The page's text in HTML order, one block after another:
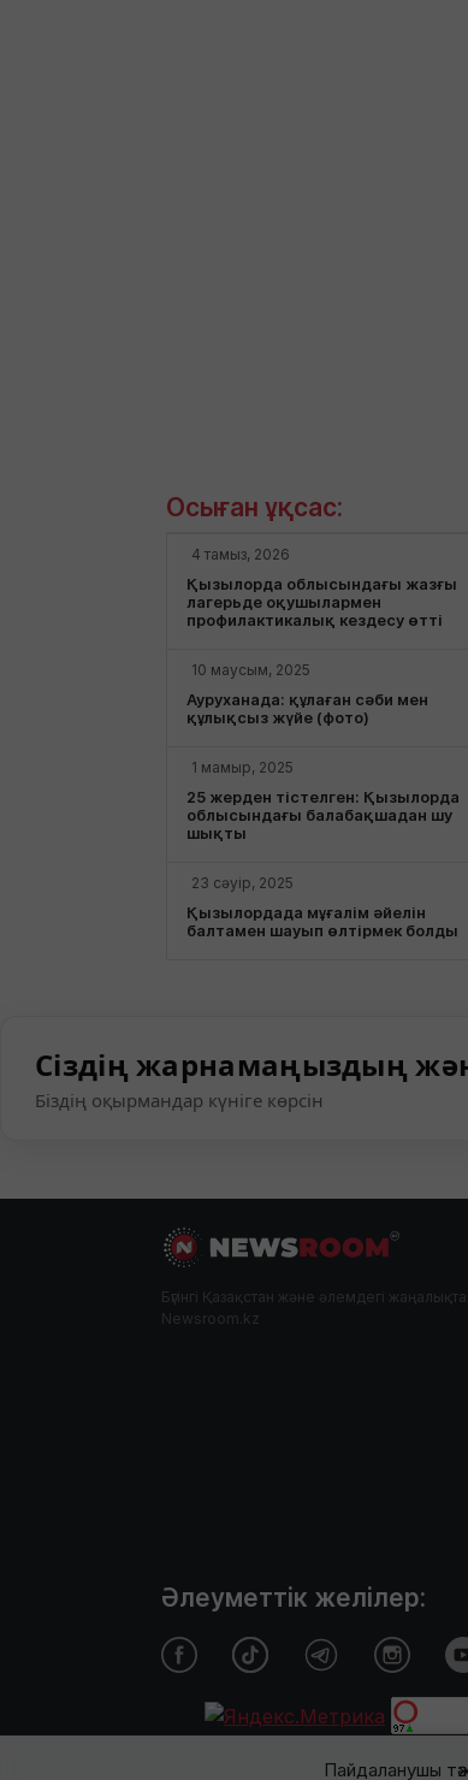
Пайдаланушы
Осыған ұқсас:
4 тамыз, 2026
Қызылорда облысындағы жазғы
лагерьде оқушылармен
профилактикалық кездесу өтті
10 маусым, 2025
Ауруханада: құлаған сәби мен
құлықсыз жүйе (фото)
1 мамыр, 2025
25 жерден тістелген: Қызылорда
облысындағы балабақшадан шу
шықты
23 сәуір, 2025
Қызылордада мұғалім әйелін
балтамен шауып өлтірмек болды
Сіздің жарнамаңыздың
Біздің оқырмандар күніге көрсін
Бүгінгі Қазақстан және әлемдегі
Newsroom.kz
Әлеуметтік желілер: